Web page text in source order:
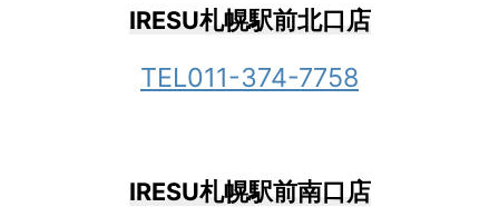
IRESU札幌駅前北口店
TEL011-374-7758
IRESU札幌駅前南口店